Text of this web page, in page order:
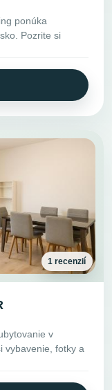
ponúka
Pozrite si
1 recenzií
v
vybavenie, fotky a